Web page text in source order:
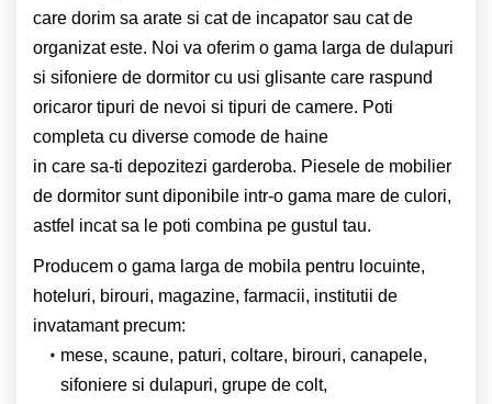
care dorim sa arate si cat de incapator sau cat de
organizat este. Noi va oferim o gama larga de dulapuri
si sifoniere de dormitor cu usi glisante care raspund
oricaror tipuri de nevoi si tipuri de camere. Poti
completa cu diverse comode de haine
in care sa-ti depozitezi garderoba. Piesele de mobilier
de dormitor sunt diponibile intr-o gama mare de culori,
astfel incat sa le poti combina pe gustul tau.
Producem o gama larga de mobila pentru locuinte,
hoteluri, birouri, magazine, farmacii, institutii de
invatamant precum:
mese, scaune, paturi, coltare, birouri, canapele,
sifoniere si dulapuri, grupe de colt,